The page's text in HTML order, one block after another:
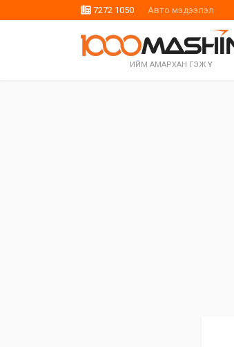
7272 1050 Авто мэдээлэл
ИЙМ АМАРХАН ГЭЖ ҮҮ